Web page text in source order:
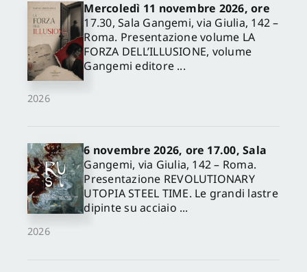
2026
Mercoledì 11 novembre 2026, ore
17.30, Sala Gangemi, via Giulia, 142 –
Roma. Presentazione volume LA
FORZA DELL’ILLUSIONE, volume
Gangemi editore ...
2026
6 novembre 2026, ore 17.00, Sala
Gangemi, via Giulia, 142 – Roma.
Presentazione REVOLUTIONARY
UTOPIA STEEL TIME. Le grandi lastre
dipinte su acciaio ...